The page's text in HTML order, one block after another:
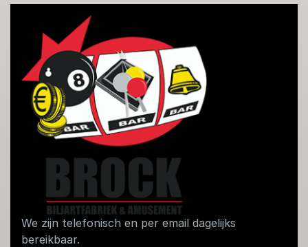
We zijn telefonisch en per email dagelijks
bereikbaar.